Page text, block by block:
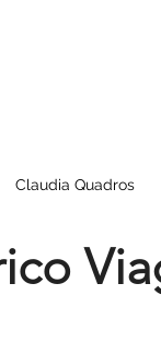
Claudia Quadros